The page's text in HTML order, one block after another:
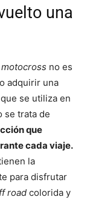
una
motocross no es
adquirir una
se utiliza en
se trata de
que
cada viaje.
la
para disfrutar
road colorida y